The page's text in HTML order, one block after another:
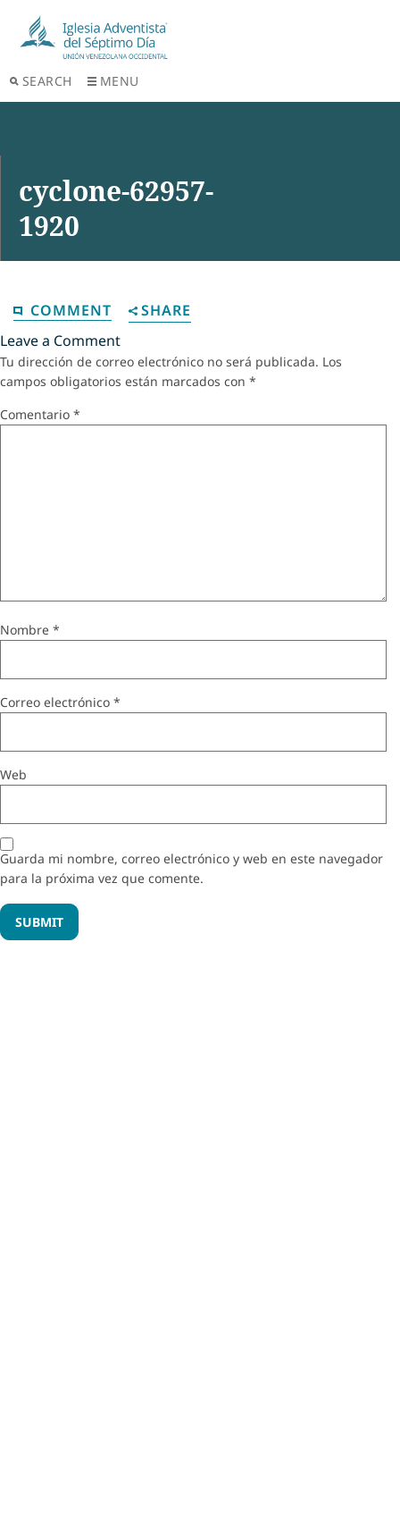
SEARCH MENU
cyclone-62957-
1920
COMMENT
SHARE
Leave a Comment
Tu dirección de correo electrónico no será publicada. Los
campos obligatorios están marcados con *
Comentario *
Nombre *
Correo electrónico *
Web
Guarda mi nombre, correo electrónico y web en este navegador
para la próxima vez que comente.